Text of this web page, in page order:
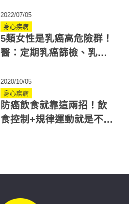
2022/07/05
身心疾病
5類女性是乳癌高危險群！
醫：定期乳癌篩檢、乳房
2020/10/05
身心疾病
防癌飲食就靠這兩招！飲
食控制+規律運動就是不二